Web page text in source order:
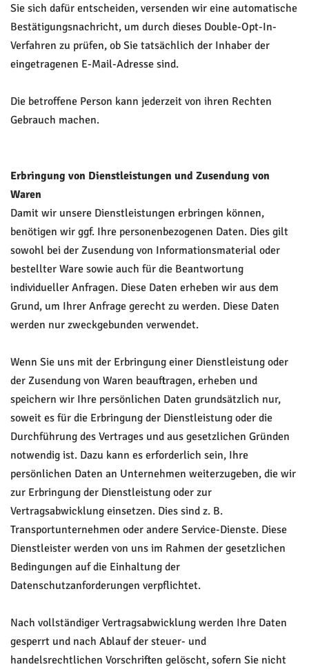
Sie sich dafür entscheiden, versenden wir eine automatische
Bestätigungsnachricht, um durch dieses Double-Opt-In-
Verfahren zu prüfen, ob Sie tatsächlich der Inhaber der
eingetragenen E-Mail-Adresse sind.
Die betroffene Person kann jederzeit von ihren Rechten
Gebrauch machen.
Erbringung von Dienstleistungen und Zusendung von
Waren
Damit wir unsere Dienstleistungen erbringen können,
benötigen wir ggf. Ihre personenbezogenen Daten. Dies gilt
sowohl bei der Zusendung von Informationsmaterial oder
bestellter Ware sowie auch für die Beantwortung
individueller Anfragen. Diese Daten erheben wir aus dem
Grund, um Ihrer Anfrage gerecht zu werden. Diese Daten
werden nur zweckgebunden verwendet.
Wenn Sie uns mit der Erbringung einer Dienstleistung oder
der Zusendung von Waren beauftragen, erheben und
speichern wir Ihre persönlichen Daten grundsätzlich nur,
soweit es für die Erbringung der Dienstleistung oder die
Durchführung des Vertrages und aus gesetzlichen Gründen
notwendig ist. Dazu kann es erforderlich sein, Ihre
persönlichen Daten an Unternehmen weiterzugeben, die wir
zur Erbringung der Dienstleistung oder zur
Vertragsabwicklung einsetzen. Dies sind z. B.
Transportunternehmen oder andere Service-Dienste. Diese
Dienstleister werden von uns im Rahmen der gesetzlichen
Bedingungen auf die Einhaltung der
Datenschutzanforderungen verpflichtet.
Nach vollständiger Vertragsabwicklung werden Ihre Daten
gesperrt und nach Ablauf der steuer- und
handelsrechtlichen Vorschriften gelöscht, sofern Sie nicht